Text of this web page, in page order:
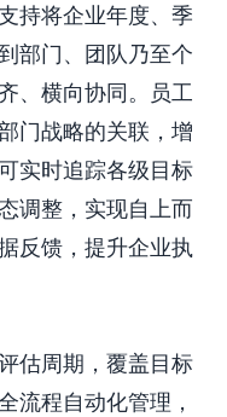
持将企业年度、季
部门、团队乃至个
、横向协同。员工
门战略的关联，增
实时追踪各级目标
调整，实现自上而
反馈，提升企业执
估周期，覆盖目标
流程自动化管理，